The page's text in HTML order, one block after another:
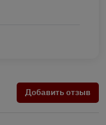
Добавить отзыв